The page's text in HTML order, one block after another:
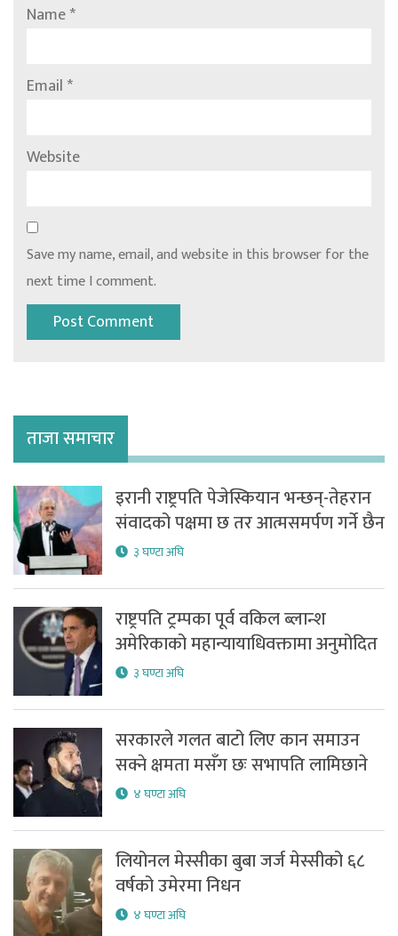
Name*
Email*
Website
Save my name, email, and website in this browser for the
next time I comment.
ताजा समाचार
इरानी राष्ट्रपति पेजेस्कियान भन्छन्-तेहरान
संवादको पक्षमा छ तर आत्मसमर्पण गर्ने छैन
३ घण्टा अघि
राष्ट्रपति ट्रम्पका पूर्व वकिल ब्लान्श
अमेरिकाको महान्यायाधिवक्तामा अनुमोदित
३ घण्टा अघि
सरकारले गलत बाटो लिए कान समाउन
सक्ने क्षमता मसँग छः सभापति लामिछाने
४ घण्टा अघि
लियोनल मेस्सीका बुबा जर्ज मेस्सीको ६८
वर्षको उमेरमा निधन
४ घण्टा अघि